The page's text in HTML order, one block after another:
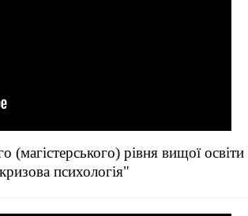
(магістерського) рівня вищої
психологія"